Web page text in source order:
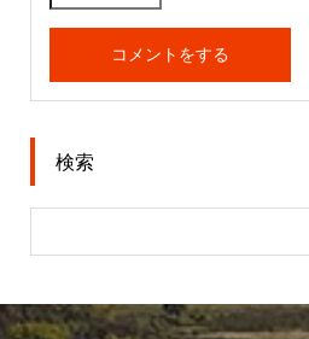
検索